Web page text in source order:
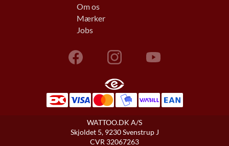
Om os
Mærker
Jobs
WATTOO.DK A/S
Skjoldet 5, 9230 Svenstrup J
CVR 32067263